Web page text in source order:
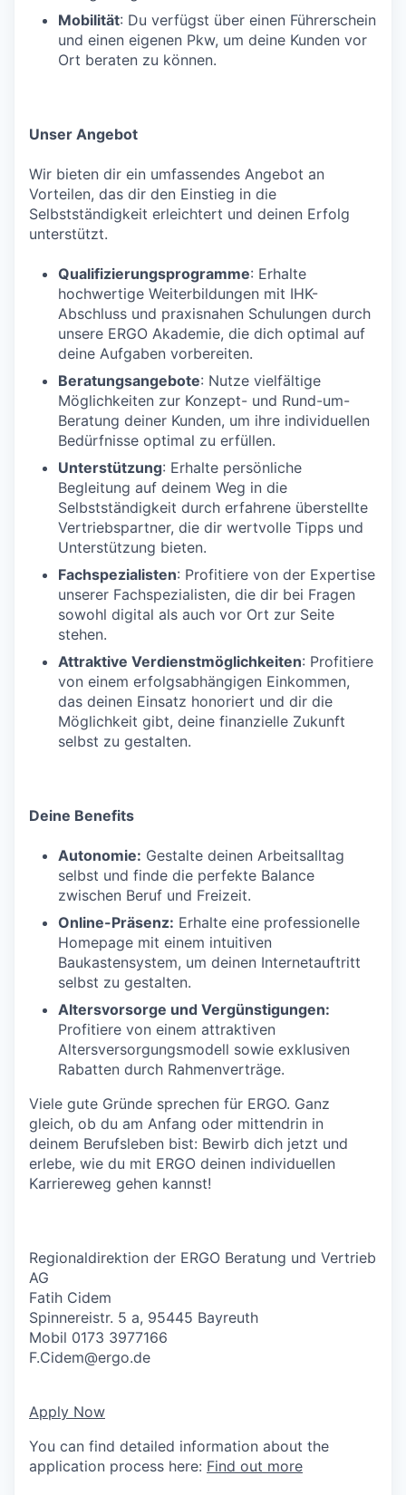
Mobilität: Du verfügst über einen Führerschein
und einen eigenen Pkw, um deine Kunden vor
Ort beraten zu können.
Unser Angebot
Wir bieten dir ein umfassendes Angebot an
Vorteilen, das dir den Einstieg in die
Selbstständigkeit erleichtert und deinen Erfolg
unterstützt.
Qualifizierungsprogramme: Erhalte
hochwertige Weiterbildungen mit IHK-
Abschluss und praxisnahen Schulungen durch
unsere ERGO Akademie, die dich optimal auf
deine Aufgaben vorbereiten.
Beratungsangebote: Nutze vielfältige
Möglichkeiten zur Konzept- und Rund-um-
Beratung deiner Kunden, um ihre individuellen
Bedürfnisse optimal zu erfüllen.
Unterstützung: Erhalte persönliche
Begleitung auf deinem Weg in die
Selbstständigkeit durch erfahrene überstellte
Vertriebspartner, die dir wertvolle Tipps und
Unterstützung bieten.
Fachspezialisten: Profitiere von der Expertise
unserer Fachspezialisten, die dir bei Fragen
sowohl digital als auch vor Ort zur Seite
stehen.
Attraktive Verdienstmöglichkeiten: Profitiere
von einem erfolgsabhängigen Einkommen,
das deinen Einsatz honoriert und dir die
Möglichkeit gibt, deine finanzielle Zukunft
selbst zu gestalten.
Deine Benefits
Autonomie: Gestalte deinen Arbeitsalltag
selbst und finde die perfekte Balance
zwischen Beruf und Freizeit.
Online-Präsenz: Erhalte eine professionelle
Homepage mit einem intuitiven
Baukastensystem, um deinen Internetauftritt
selbst zu gestalten.
Altersvorsorge und Vergünstigungen:
Profitiere von einem attraktiven
Altersversorgungsmodell sowie exklusiven
Rabatten durch Rahmenverträge.
Viele gute Gründe sprechen für ERGO. Ganz
gleich, ob du am Anfang oder mittendrin in
deinem Berufsleben bist: Bewirb dich jetzt und
erlebe, wie du mit ERGO deinen individuellen
Karriereweg gehen kannst!
Regionaldirektion der ERGO Beratung und Vertrieb
AG
Fatih Cidem
Spinnereistr. 5 a, 95445 Bayreuth
Mobil 0173 3977166
F.Cidem@ergo.de
Apply Now
You can find detailed information about the
application process here: Find out more